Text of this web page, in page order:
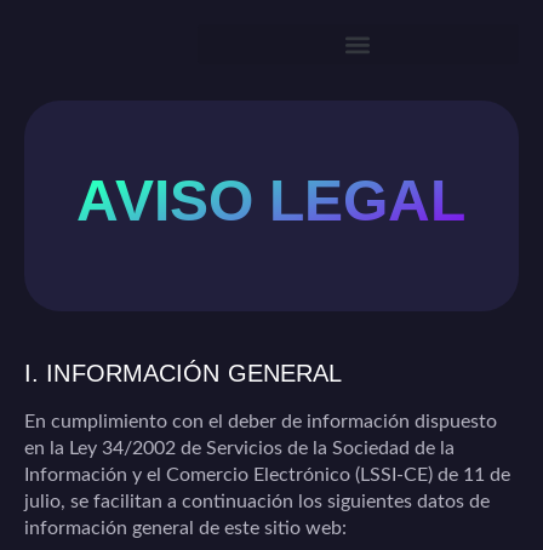
AVISO LEGAL
I. INFORMACIÓN GENERAL
En cumplimiento con el deber de información dispuesto
en la Ley 34/2002 de Servicios de la Sociedad de la
Información y el Comercio Electrónico (LSSI-CE) de 11 de
julio, se facilitan a continuación los siguientes datos de
información general de este sitio web: